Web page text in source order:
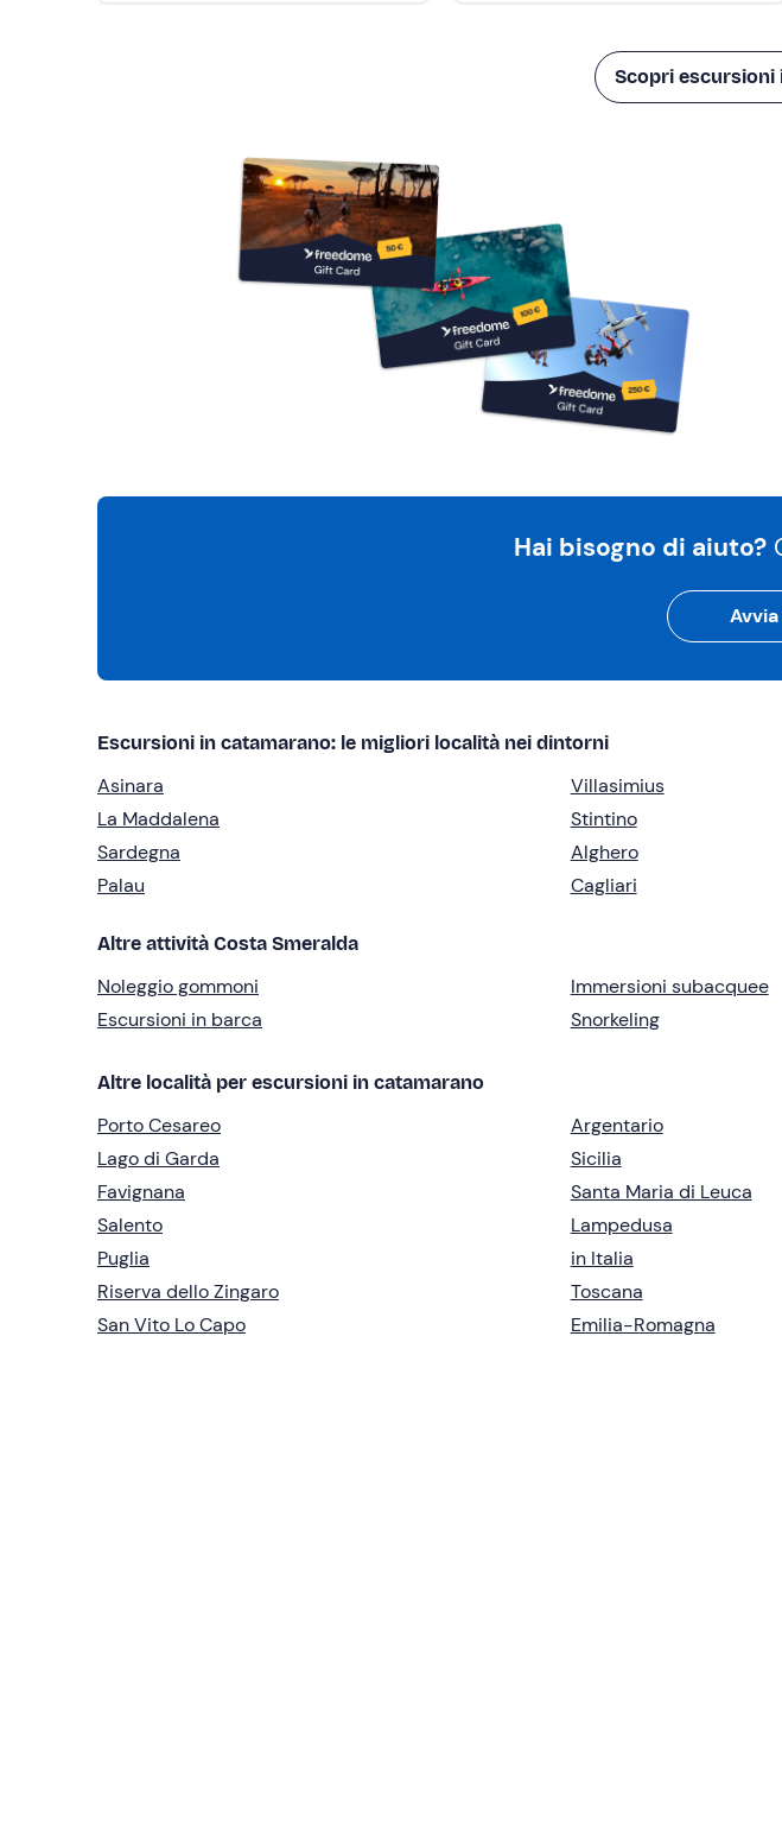
Scopri escursioni
Hai bisogno di aiuto?
Escursioni in catamarano: le migliori località nei dintorni
Asinara
La Maddalena
Sardegna
Palau
Villasimius
Stintino
Alghero
Cagliari
Altre attività Costa Smeralda
Noleggio gommoni
Escursioni in barca
Immersioni subacquee
Snorkeling
Altre località per escursioni in catamarano
Porto Cesareo
Lago di Garda
Favignana
Salento
Puglia
Riserva dello Zingaro
San Vito Lo Capo
Argentario
Sicilia
Santa Maria di Leuca
Lampedusa
in Italia
Toscana
Emilia-Romagna